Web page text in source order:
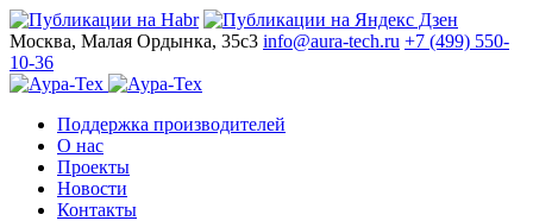
Москва, Малая Ордынка, 35с3 info@aura-tech.ru +7 (499) 550-
10-36
Поддержка производителей
О нас
Проекты
Новости
Контакты